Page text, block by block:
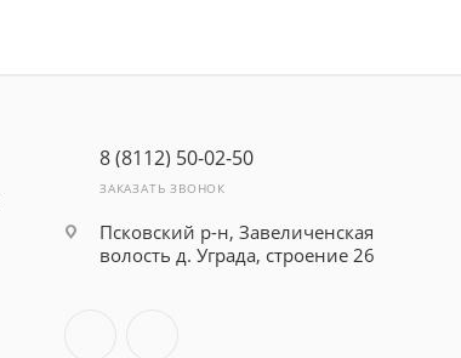
8 (8112) 50-02-50
ЗАКАЗАТЬ ЗВОНОК
Псковский р-н, Завеличенская
волость д. Уграда, строение 26